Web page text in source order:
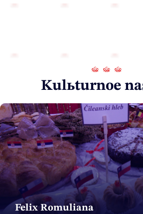
Kulьturnoe
Felix Romuliana